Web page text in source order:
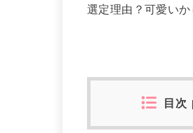
選定理由？可愛い
目次